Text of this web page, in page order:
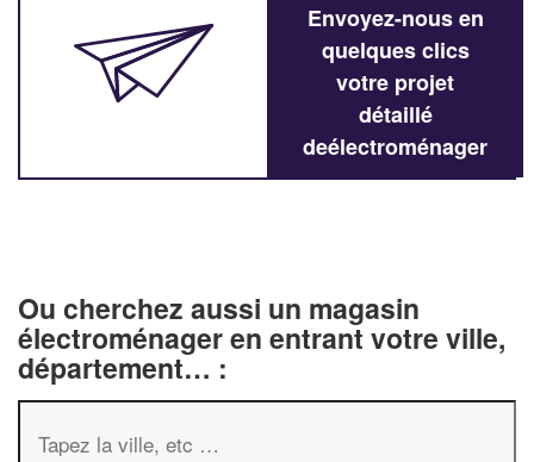
Envoyez-nous en
quelques clics
votre projet
détaillé
deélectroménager
Ou cherchez aussi un magasin
électroménager en entrant votre ville,
département… :